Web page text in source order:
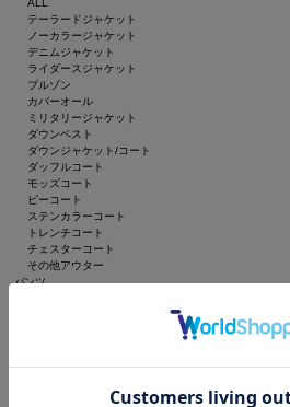
ALL
テーラードジャケット
ノーカラージャケット
デニムジャケット
ライダースジャケット
ブルゾン
カバーオール
ミリタリージャケット
ダウンベスト
ダウンジャケット/コート
ダッフルコート
モッズコート
ピーコート
ステンカラーコート
トレンチコート
チェスターコート
その他アウター
パンツ
スラックス